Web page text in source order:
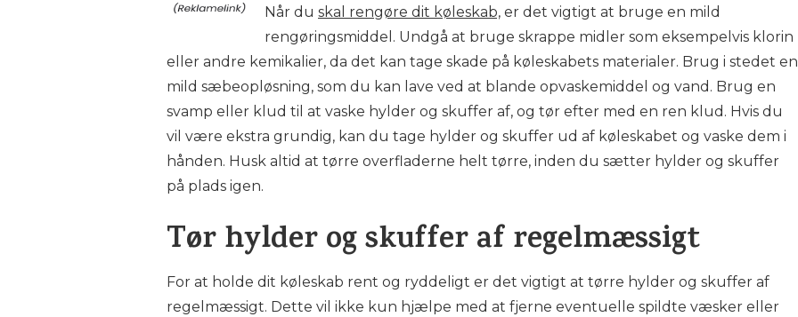
Når du skal rengøre dit køleskab, er det vigtigt at bruge en mild
rengøringsmiddel. Undgå at bruge skrappe midler som eksempelvis klorin
eller andre kemikalier, da det kan tage skade på køleskabets materialer. Brug i stedet en
mild sæbeopløsning, som du kan lave ved at blande opvaskemiddel og vand. Brug en
svamp eller klud til at vaske hylder og skuffer af, og tør efter med en ren klud. Hvis du
vil være ekstra grundig, kan du tage hylder og skuffer ud af køleskabet og vaske dem i
hånden. Husk altid at tørre overfladerne helt tørre, inden du sætter hylder og skuffer
på plads igen.
Tør hylder og skuffer af regelmæssigt
For at holde dit køleskab rent og ryddeligt er det vigtigt at tørre hylder og skuffer af
regelmæssigt. Dette vil ikke kun hjælpe med at fjerne eventuelle spildte væsker eller